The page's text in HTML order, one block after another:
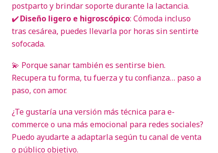
postparto y brindar soporte durante la lactancia.
✔️Diseño ligero e higroscópico: Cómoda incluso
tras cesárea, puedes llevarla por horas sin sentirte
sofocada.
💫 Porque sanar también es sentirse bien.
Recupera tu forma, tu fuerza y tu confianza… paso a
paso, con amor.
¿Te gustaría una versión más técnica para e-
commerce o una más emocional para redes sociales?
Puedo ayudarte a adaptarla según tu canal de venta
o público objetivo.